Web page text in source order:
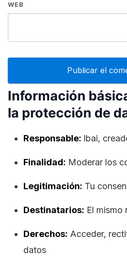
WEB
Información
la protección de
Responsable: lbai,
Finalidad: Moderar los
Legitimación: Tu
Destinatarios: El mismo
Derechos: Acceder,
datos